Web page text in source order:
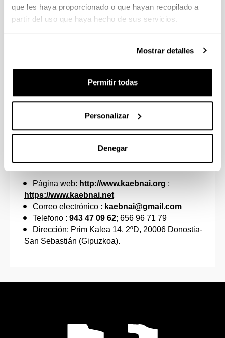
que les haya proporcionado o que hayan recopilado a
partir del uso que haya hecho de sus servicios.
Mostrar detalles
Permitir todas
Personalizar
Denegar
Sensibilización.
Formación.
¿Qué es lo que harían los/as estudiantes
en el periodo de voluntariado?
coordinación, planificación y evaluación.
Intervención.
Página web: http://www.kaebnai.org ;
https://www.kaebnai.net
Correo electrónico : kaebnai@gmail.com
Telefono : 943 47 09 62; 656 96 71 79
Dirección: Prim Kalea 14, 2ºD, 20006 Donostia-
San Sebastián (Gipuzkoa).